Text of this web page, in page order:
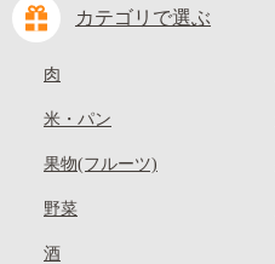
カテゴリで選ぶ
肉
米・パン
果物(フルーツ)
野菜
酒